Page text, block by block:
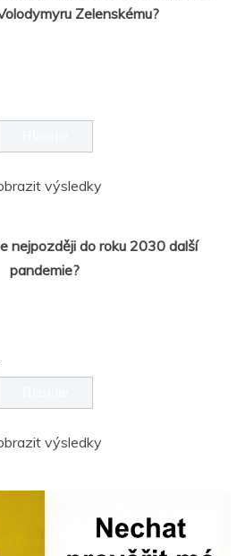
Zelenskému?
výsledky
nejpozději do roku 2030 další
pandemie?
výsledky